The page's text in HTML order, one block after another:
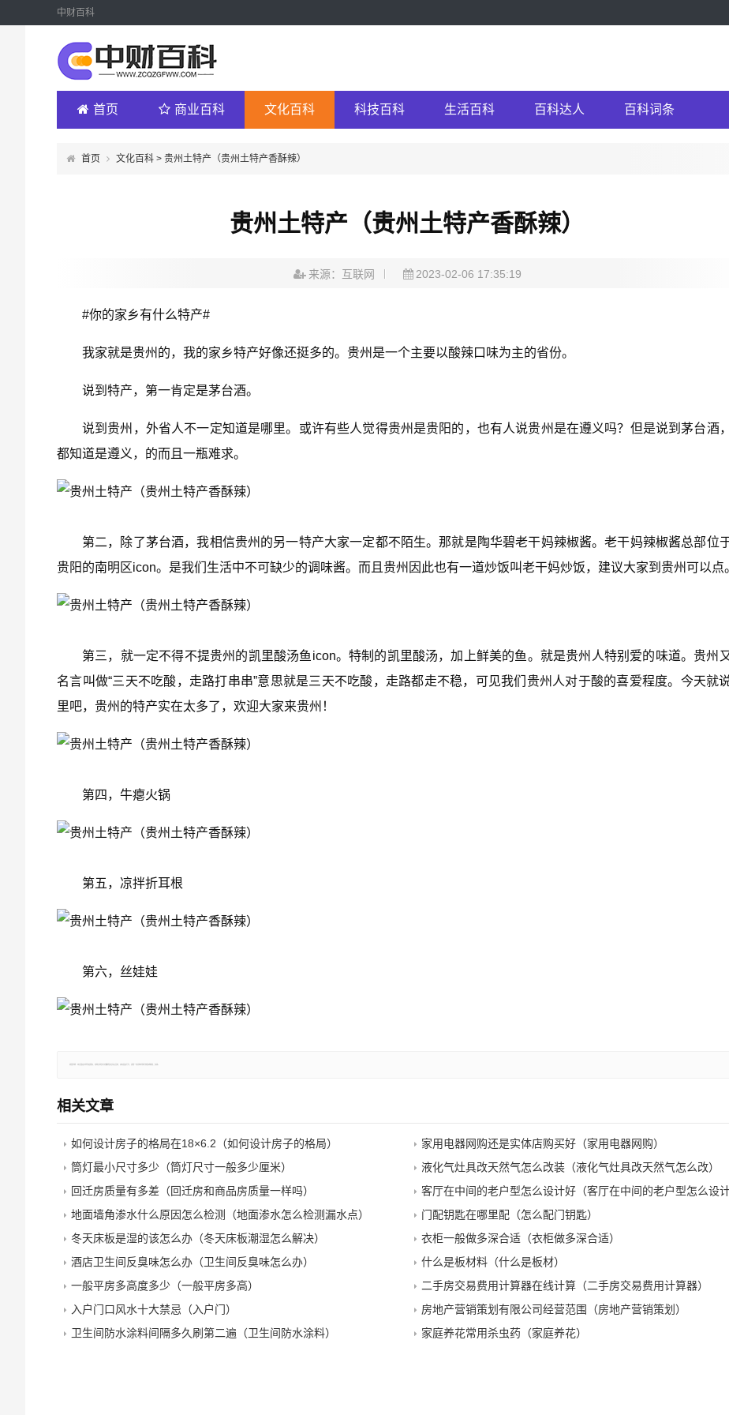
中财百科
首页 商业百科 文化百科 科技百科 生活百科 百科达人 百科词条
首页 文化百科 > 贵州土特产（贵州土特产香酥辣）
贵州土特产（贵州土特产香酥辣）
来源：互联网 2023-02-06 17:35:19
#你的家乡有什么特产#
我家就是贵州的，我的家乡特产好像还挺多的。贵州是一个主要以酸辣口味为主的省份。
说到特产，第一肯定是茅台酒。
说到贵州，外省人不一定知道是哪里。或许有些人觉得贵州是贵阳的，也有人说贵州是在遵义吗？但是说到茅台酒
都知道是遵义，的而且一瓶难求。
第二，除了茅台酒，我相信贵州的另一特产大家一定都不陌生。那就是陶华碧老干妈辣椒酱。老干妈辣椒酱总部位
贵阳的南明区icon。是我们生活中不可缺少的调味酱。而且贵州因此也有一道炒饭叫老干妈炒饭，建议大家到贵州可以点
第三，就一定不得不提贵州的凯里酸汤鱼icon。特制的凯里酸汤，加上鲜美的鱼。就是贵州人特别爱的味道。贵州
名言叫做“三天不吃酸，走路打串串”意思就是三天不吃酸，走路都走不稳，可见我们贵州人对于酸的喜爱程度。今天就
里吧，贵州的特产实在太多了，欢迎大家来贵州！
第四，牛瘪火锅
第五，凉拌折耳根
第六，丝娃娃
相关文章
如何设计房子的格局在18×6.2（如何设计房子的格局）
家用电器网购还是实体店购买好（家用电器网购）
筒灯最小尺寸多少（筒灯尺寸一般多少厘米）
液化气灶具改天然气怎么改装（液化气灶具改天然气怎么改）
回迁房质量有多差（回迁房和商品房质量一样吗）
客厅在中间的老户型怎么设计好（客厅在中间的老户型怎么设计
地面墙角渗水什么原因怎么检测（地面渗水怎么检测漏水点）
门配钥匙在哪里配（怎么配门钥匙）
冬天床板是湿的该怎么办（冬天床板潮湿怎么解决）
衣柜一般做多深合适（衣柜做多深合适）
酒店卫生间反臭味怎么办（卫生间反臭味怎么办）
什么是板材料（什么是板材）
一般平房多高度多少（一般平房多高）
二手房交易费用计算器在线计算（二手房交易费用计算器）
入户门口风水十大禁忌（入户门）
房地产营销策划有限公司经营范围（房地产营销策划）
卫生间防水涂料间隔多久刷第二遍（卫生间防水涂料）
家庭养花常用杀虫药（家庭养花）